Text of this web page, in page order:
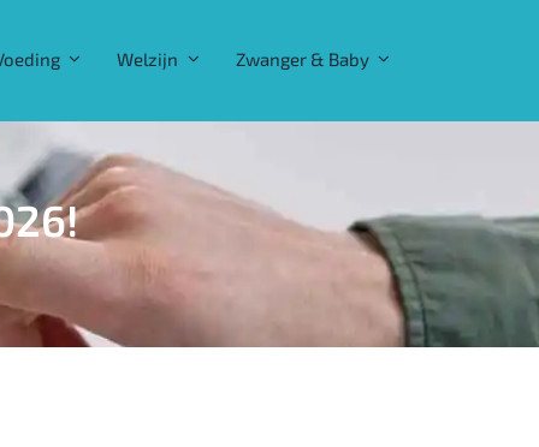
Welzijn Zwanger & Baby